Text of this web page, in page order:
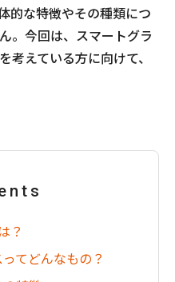
的な特徴やその種類につ
。今回は、スマートグラ
考えている方に向けて、
？
てどんなもの？